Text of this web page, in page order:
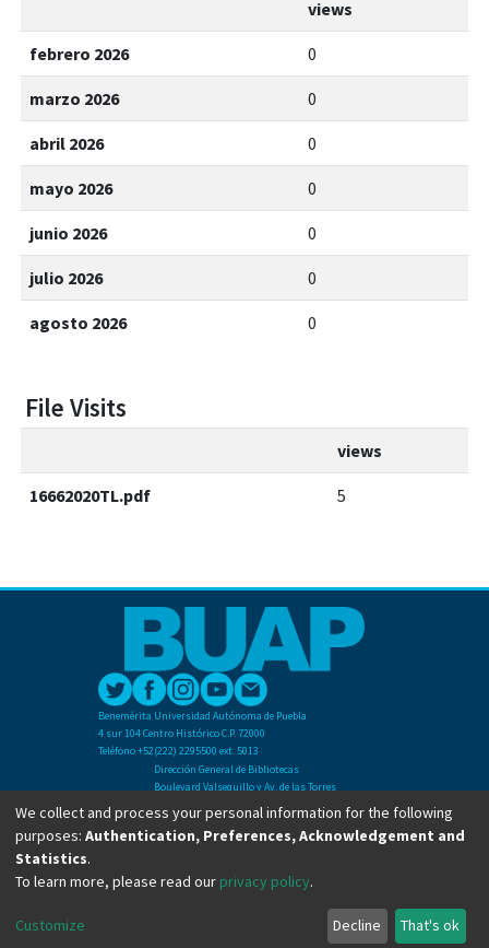
views
febrero 2026 0
marzo 2026 0
abril 2026 0
mayo 2026 0
junio 2026 0
julio 2026 0
agosto 2026 0
File Visits
views
16662020TL.pdf 5
Benemérita Universidad Autónoma de Puebla
4 sur 104 Centro Histórico C.P. 72000
Teléfono +52(222) 2295500 ext. 5013
Dirección General de Bibliotecas
Boulevard Valsequillo y Av. de las Torres
Ciudad Universitaria. Col. San Manuel
C.P. 72570
Teléfono +52 (222) 2295500 Ext 2901
Copyright © Dirección General de Bibliotecas - BUAP 2024. All right reserved.
We collect and process your personal information for the following
purposes: Authentication, Preferences, Acknowledgement and
Statistics.
To learn more, please read our privacy policy.
Customize Decline That's ok